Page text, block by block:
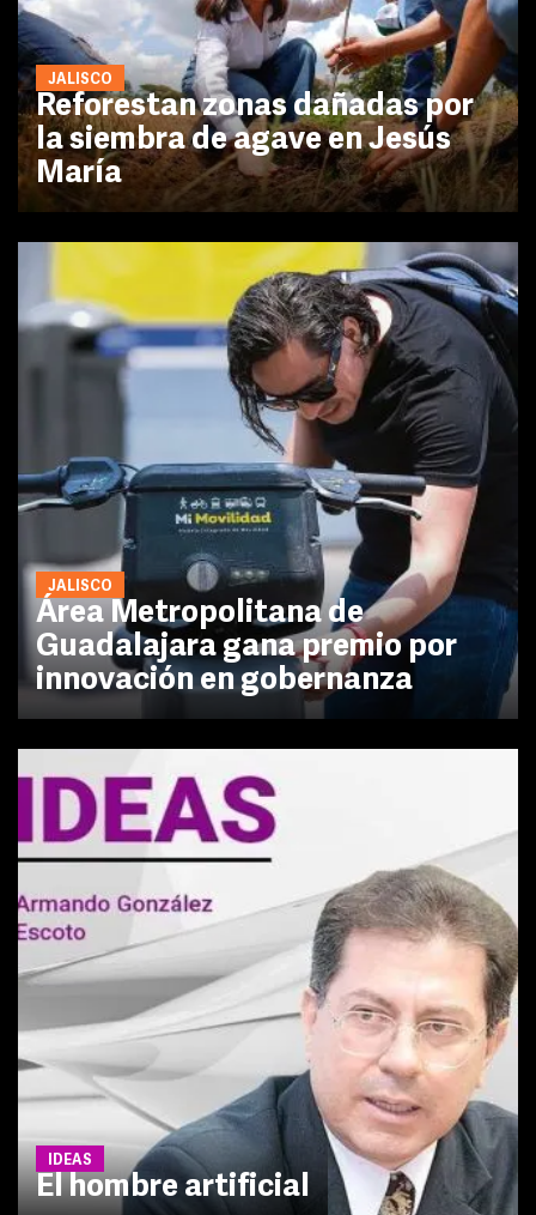
JALISCO
Reforestan zonas dañadas por
la siembra de agave en Jesús
María
JALISCO
Área Metropolitana de
Guadalajara gana premio por
innovación en gobernanza
IDEAS
El hombre artificial